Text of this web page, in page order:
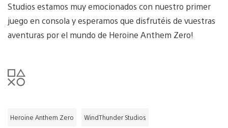
Studios estamos muy emocionados con nuestro primer
juego en consola y esperamos que disfrutéis de vuestras
aventuras por el mundo de Heroine Anthem Zero!
Heroine Anthem Zero WindThunder Studios